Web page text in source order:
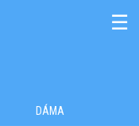
☰
DÁMA